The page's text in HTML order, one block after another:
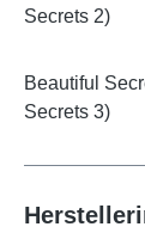
Secrets 2)
Beautiful
Secrets 3)